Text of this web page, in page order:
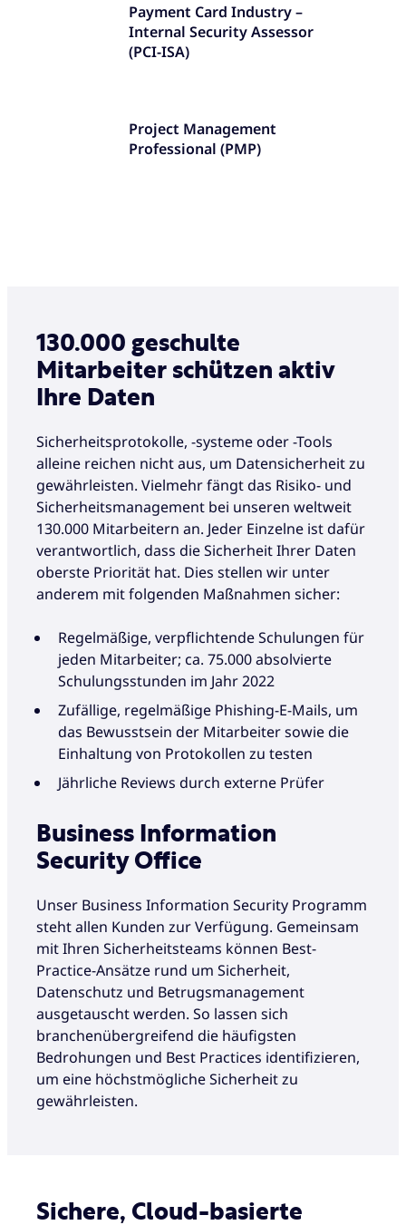
Payment Card Industry –
Internal Security Assessor
(PCI-ISA)
Project Management
Professional (PMP)
130.000 geschulte
Mitarbeiter schützen aktiv
Ihre Daten
Sicherheitsprotokolle, -systeme oder -Tools
alleine reichen nicht aus, um Datensicherheit zu
gewährleisten. Vielmehr fängt das Risiko- und
Sicherheitsmanagement bei unseren weltweit
130.000 Mitarbeitern an. Jeder Einzelne ist dafür
verantwortlich, dass die Sicherheit Ihrer Daten
oberste Priorität hat. Dies stellen wir unter
anderem mit folgenden Maßnahmen sicher:
Regelmäßige, verpflichtende Schulungen für
jeden Mitarbeiter; ca. 75.000 absolvierte
Schulungsstunden im Jahr 2022
Zufällige, regelmäßige Phishing-E-Mails, um
das Bewusstsein der Mitarbeiter sowie die
Einhaltung von Protokollen zu testen
Jährliche Reviews durch externe Prüfer
Business Information
Security Office
Unser Business Information Security Programm
steht allen Kunden zur Verfügung. Gemeinsam
mit Ihren Sicherheitsteams können Best-
Practice-Ansätze rund um Sicherheit,
Datenschutz und Betrugsmanagement
ausgetauscht werden. So lassen sich
branchenübergreifend die häufigsten
Bedrohungen und Best Practices identifizieren,
um eine höchstmögliche Sicherheit zu
gewährleisten.
Sichere, Cloud-basierte